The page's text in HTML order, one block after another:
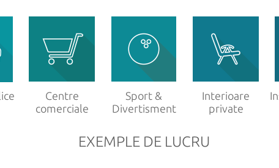
Centre
comerciale
Sport &
Divertisment
Interioare
private
EXEMPLE DE LUCRU